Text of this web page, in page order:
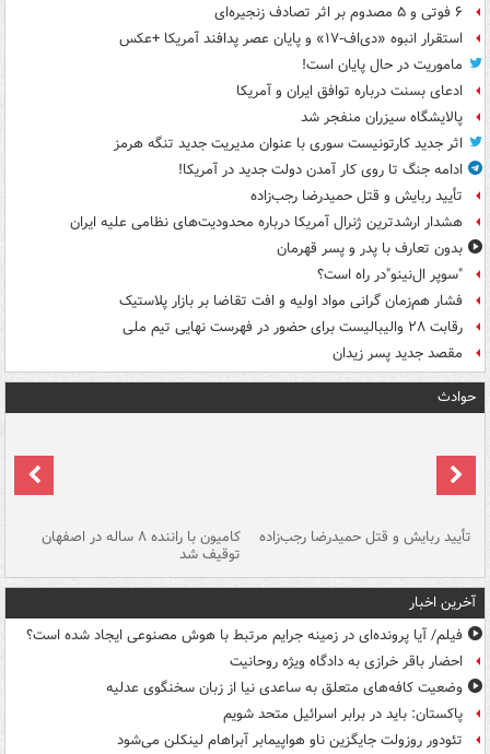
۶ فوتی و ۵ مصدوم بر اثر تصادف زنجیره‌ای
استقرار انبوه «دی‌اف‑۱۷» و پایان عصر پدافند آمریکا +عکس
ماموریت در حال پایان است!
ادعای بسنت درباره توافق ایران و آمریکا
پالایشگاه سیزران منفجر شد
اثر جدید کارتونیست سوری با عنوان مدیریت جدید تنگه هرمز
ادامه جنگ تا روی کار آمدن دولت جدید در آمریکا!
تأیید ربایش و قتل حمیدرضا رجب‌زاده
هشدار ارشدترین ژنرال آمریکا درباره محدودیت‌های نظامی علیه ایران
بدون تعارف با پدر و پسر قهرمان
"سوپر ال‌نینو"در راه است؟
فشار هم‌زمان گرانی مواد اولیه و افت تقاضا بر بازار پلاستیک
رقابت ۲۸ والیبالیست برای حضور در فهرست نهایی تیم ملی
مقصد جدید پسر زیدان
حوادث
تأیید ربایش و قتل حمیدرضا رجب‌زاده کامیون با راننده ۸ ساله در اصفهان
توقیف شد
آخرین اخبار
فیلم/ آیا پرونده‌ای در زمینه جرایم مرتبط با هوش مصنوعی ایجاد شده است؟
احضار باقر خرازی به دادگاه ویژه روحانیت
وضعیت کافه‌های متعلق به ساعدی نیا از زبان سخنگوی عدلیه
پاکستان: باید در برابر اسرائیل متحد شویم
تئودور روزولت جایگزین ناو هواپیمابر آبراهام لینکلن می‌شود